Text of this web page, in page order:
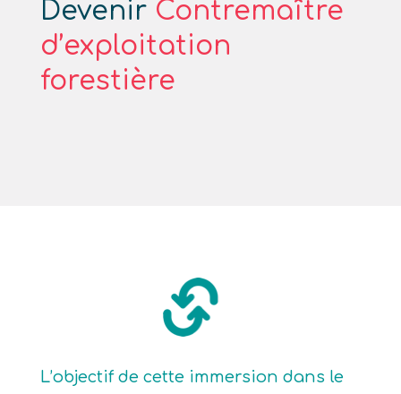
Devenir Contremaître
d’exploitation
forestière
L’objectif de cette immersion dans le